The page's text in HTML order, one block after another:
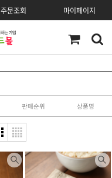
주문조회 마이페이지
판매순위 상품명